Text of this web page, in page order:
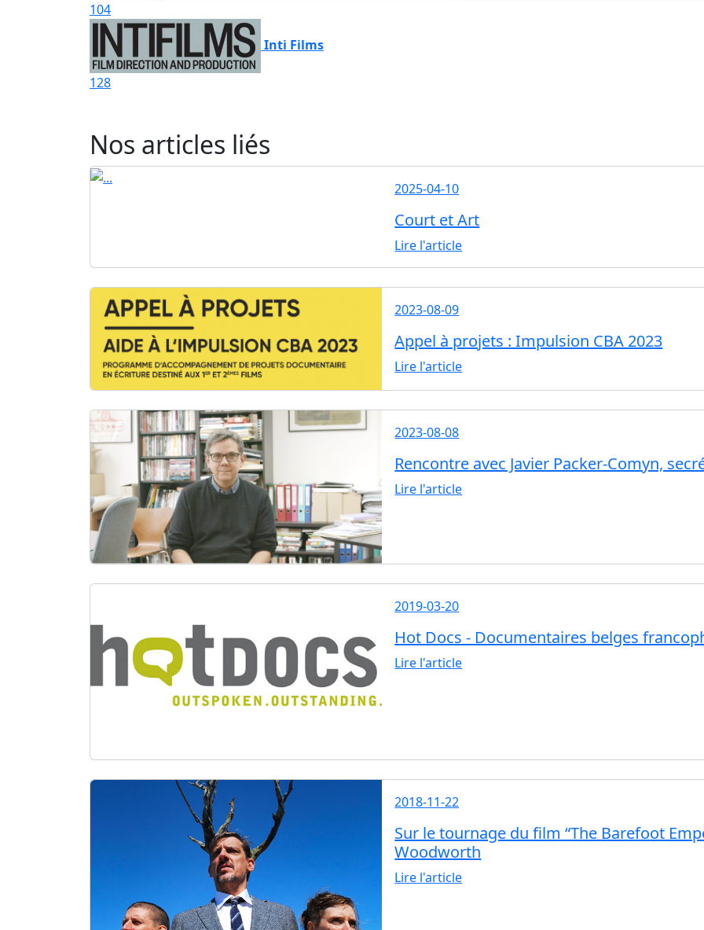
104
Inti Films
128
Nos articles liés
2025-04-10
Court et Art
Lire l'article
2023-08-09
Appel à projets : Impulsion CBA 2023
Lire l'article
2023-08-08
Rencontre avec Javier Packer-Comyn,
Lire l'article
2019-03-20
Hot Docs - Documentaires belges
Lire l'article
2018-11-22
Sur le tournage du film “The Barefoot
Woodworth
Lire l'article